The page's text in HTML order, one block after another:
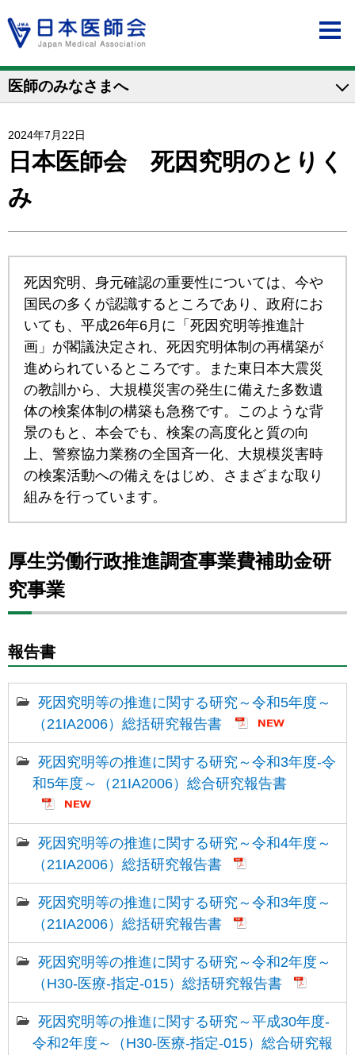
医師のみなさまへ
2024年7月22日
日本医師会 死因究明のとりく
み
死因究明、身元確認の重要性については、今や
国民の多くが認識するところであり、政府にお
いても、平成26年6月に「死因究明等推進計
画」が閣議決定され、死因究明体制の再構築が
進められているところです。また東日本大震災
の教訓から、大規模災害の発生に備えた多数遺
体の検案体制の構築も急務です。このような背
景のもと、本会でも、検案の高度化と質の向
上、警察協力業務の全国斉一化、大規模災害時
の検案活動への備えをはじめ、さまざまな取り
組みを行っています。
厚生労働行政推進調査事業費補助金研
究事業
報告書
死因究明等の推進に関する研究～令和5年度～
（21IA2006）総括研究報告書
死因究明等の推進に関する研究～令和3年度-令
和5年度～（21IA2006）総合研究報告書
死因究明等の推進に関する研究～令和4年度～
（21IA2006）総括研究報告書
死因究明等の推進に関する研究～令和3年度～
（21IA2006）総括研究報告書
死因究明等の推進に関する研究～令和2年度～
（H30-医療-指定-015）総括研究報告書
死因究明等の推進に関する研究～平成30年度-
令和2年度～（H30-医療-指定-015）総合研究報